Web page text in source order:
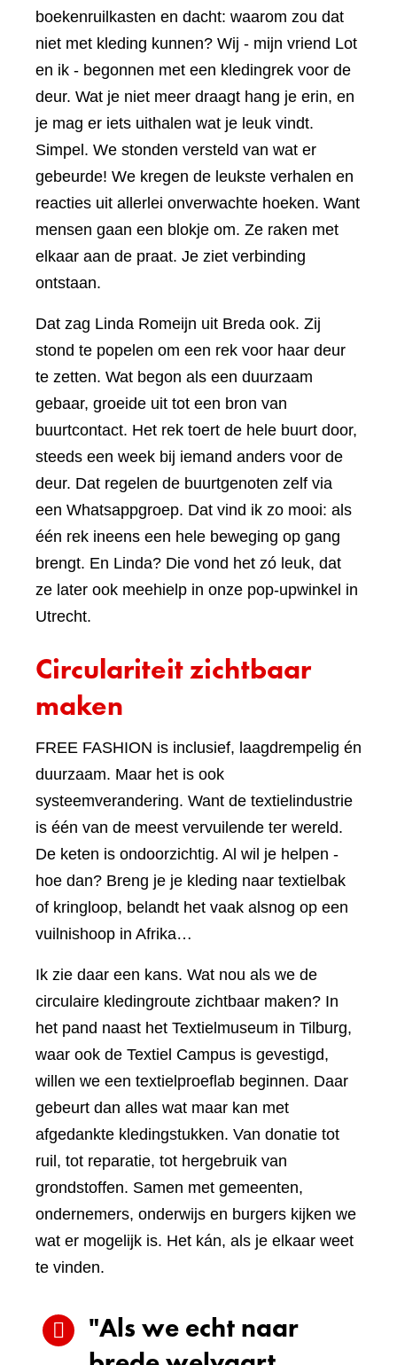
boekenruilkasten en dacht: waarom zou dat
niet met kleding kunnen? Wij - mijn vriend Lot
en ik - begonnen met een kledingrek voor de
deur. Wat je niet meer draagt hang je erin, en
je mag er iets uithalen wat je leuk vindt.
Simpel. We stonden versteld van wat er
gebeurde! We kregen de leukste verhalen en
reacties uit allerlei onverwachte hoeken. Want
mensen gaan een blokje om. Ze raken met
elkaar aan de praat. Je ziet verbinding
ontstaan.
Dat zag Linda Romeijn uit Breda ook. Zij
stond te popelen om een rek voor haar deur
te zetten. Wat begon als een duurzaam
gebaar, groeide uit tot een bron van
buurtcontact. Het rek toert de hele buurt door,
steeds een week bij iemand anders voor de
deur. Dat regelen de buurtgenoten zelf via
een Whatsappgroep. Dat vind ik zo mooi: als
één rek ineens een hele beweging op gang
brengt. En Linda? Die vond het zó leuk, dat
ze later ook meehielp in onze pop-upwinkel in
Utrecht.
Circulariteit zichtbaar
maken
FREE FASHION is inclusief, laagdrempelig én
duurzaam. Maar het is ook
systeemverandering. Want de textielindustrie
is één van de meest vervuilende ter wereld.
De keten is ondoorzichtig. Al wil je helpen -
hoe dan? Breng je je kleding naar textielbak
of kringloop, belandt het vaak alsnog op een
vuilnishoop in Afrika…
Ik zie daar een kans. Wat nou als we de
circulaire kledingroute zichtbaar maken? In
het pand naast het Textielmuseum in Tilburg,
waar ook de Textiel Campus is gevestigd,
willen we een textielproeflab beginnen. Daar
gebeurt dan alles wat maar kan met
afgedankte kledingstukken. Van donatie tot
ruil, tot reparatie, tot hergebruik van
grondstoffen. Samen met gemeenten,
ondernemers, onderwijs en burgers kijken we
wat er mogelijk is. Het kán, als je elkaar weet
te vinden.
"Als we echt naar